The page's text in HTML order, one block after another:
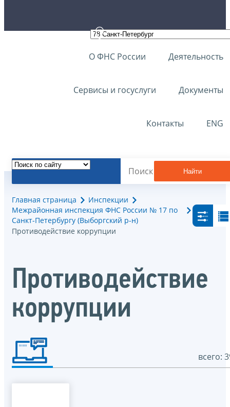
О ФНС России Деятельность
Сервисы и госуслуги Документы
Контакты ENG
Найти
Главная страница
Инспекции
Межрайонная инспекция ФНС России № 17 по
Санкт-Петербургу (Выборгский р-н)
Противодействие коррупции
Противодействие
коррупции
всего: